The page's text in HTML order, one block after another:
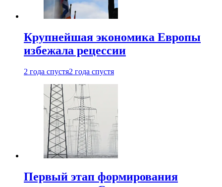
Крупнейшая экономика Европы
избежала рецессии
2 года спустя2 года спустя
Первый этап формирования